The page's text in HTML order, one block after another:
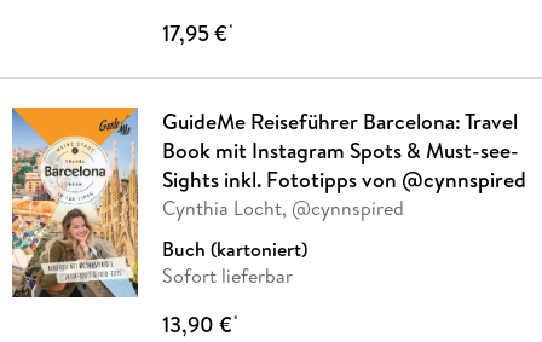
17,95 €*
GuideMe Reiseführer Barcelona: Travel
Book mit Instagram Spots & Must-see-
Sights inkl. Fototipps von @cynnspired
Cynthia Locht, @cynnspired
Buch (kartoniert)
Sofort lieferbar
13,90 €*